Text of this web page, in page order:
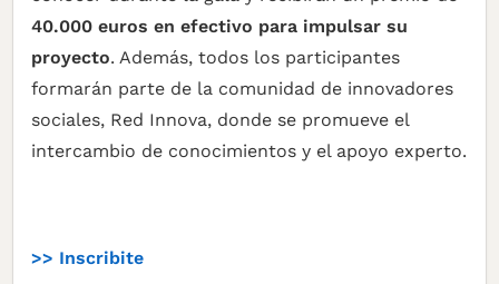
40.000 euros en efectivo para impulsar su
proyecto. Además, todos los participantes
formarán parte de la comunidad de innovadores
sociales, Red Innova, donde se promueve el
intercambio de conocimientos y el apoyo experto.
>> Inscribite